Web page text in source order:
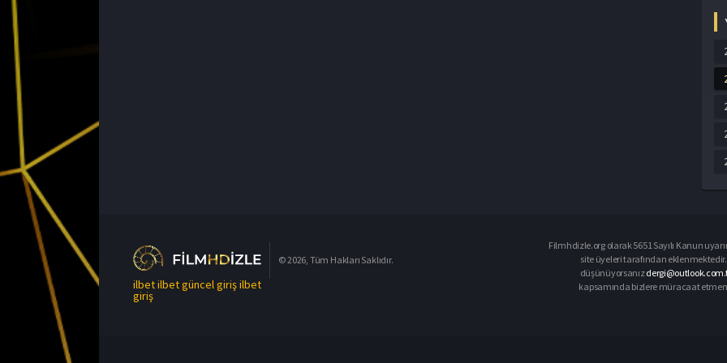
ilbetilbet güncel girişilbet
giriş
© 2026, Tüm Hakları Saklıdır.
Filmhdizle.org olarak 5651 Sayılı Kanun
site üyeleri tarafından
düşünüyorsanız
kapsamında bizlere müracaat